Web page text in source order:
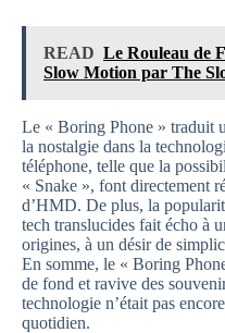
READ Le Rouleau de
Slow Motion par The
Le « Boring Phone » traduit
la nostalgie dans la
téléphone, telle que la
« Snake », font directement
d’HMD. De plus, la
tech translucides fait écho à
origines, à un désir de
En somme, le « Boring
de fond et ravive des
technologie n’était pas
quotidien.